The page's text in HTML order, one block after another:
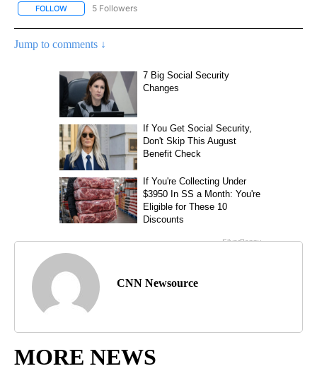
FOLLOW FOLLOW "CNN - SPANISH" TO RECEIVE NOTIFICATIONS ABOUT
5 Followers
Jump to comments ↓
CNN Newsource
MORE NEWS